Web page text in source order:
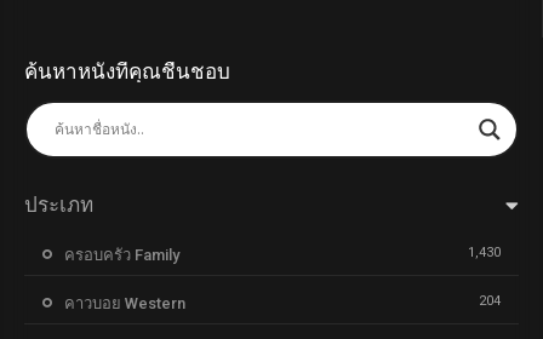
ค้นหาหนังที่คุณชื่นชอบ
ประเภท
ครอบครัว Family 1,430
คาวบอย Western 204